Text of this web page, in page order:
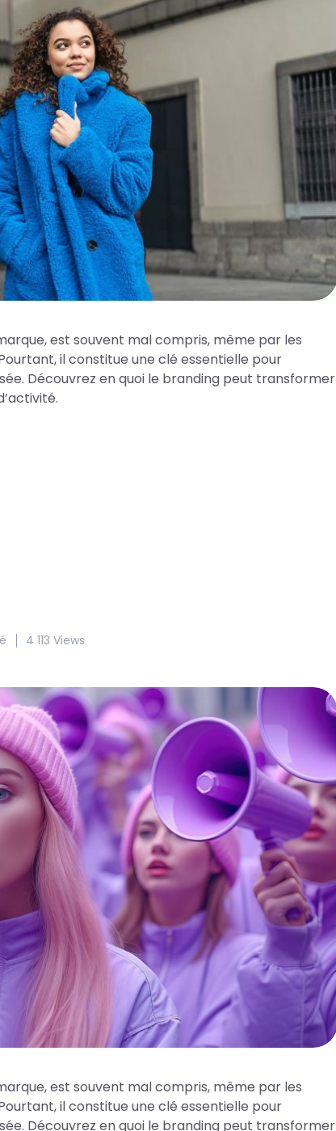
est souvent mal compris, même par les
il constitue une clé essentielle pour
Découvrez en quoi le branding peut transformer
4 113 Views
est souvent mal compris, même par les
il constitue une clé essentielle pour
Découvrez en quoi le branding peut transformer